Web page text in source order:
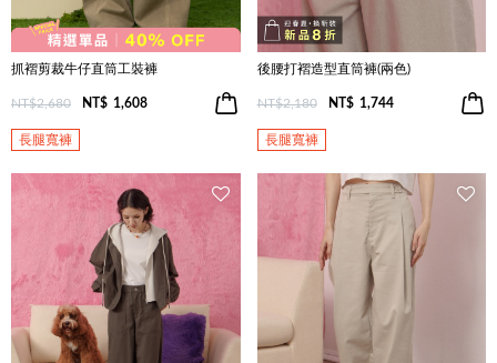
抓褶剪裁牛仔直筒工裝褲
NT$2,680 NT$ 1,608
長腿寬褲
後腰打褶造型直筒褲(兩色)
NT$2,180 NT$ 1,744
長腿寬褲